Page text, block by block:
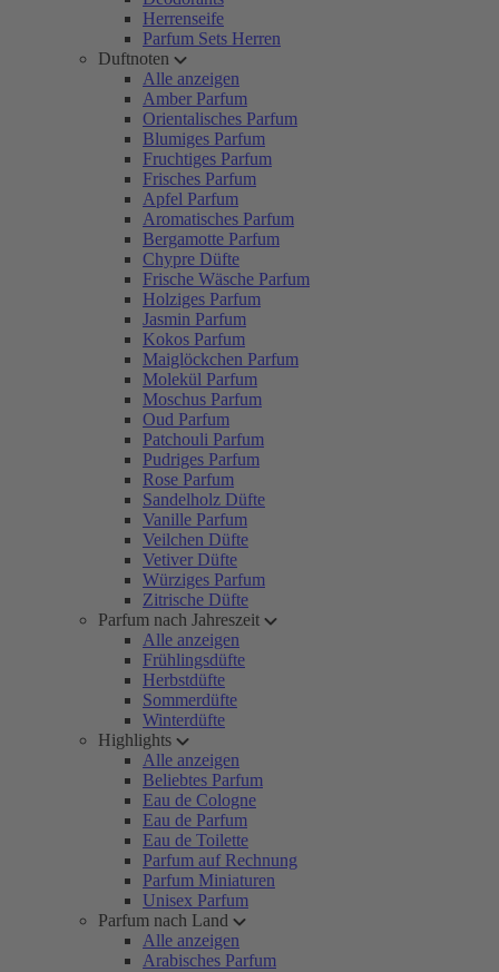
Herrenseife
Parfum Sets Herren
Duftnoten
Alle anzeigen
Amber Parfum
Orientalisches Parfum
Blumiges Parfum
Fruchtiges Parfum
Frisches Parfum
Apfel Parfum
Aromatisches Parfum
Bergamotte Parfum
Chypre Düfte
Frische Wäsche Parfum
Holziges Parfum
Jasmin Parfum
Kokos Parfum
Maiglöckchen Parfum
Molekül Parfum
Moschus Parfum
Oud Parfum
Patchouli Parfum
Pudriges Parfum
Rose Parfum
Sandelholz Düfte
Vanille Parfum
Veilchen Düfte
Vetiver Düfte
Würziges Parfum
Zitrische Düfte
Parfum nach Jahreszeit
Alle anzeigen
Frühlingsdüfte
Herbstdüfte
Sommerdüfte
Winterdüfte
Highlights
Alle anzeigen
Beliebtes Parfum
Eau de Cologne
Eau de Parfum
Eau de Toilette
Parfum auf Rechnung
Parfum Miniaturen
Unisex Parfum
Parfum nach Land
Alle anzeigen
Arabisches Parfum